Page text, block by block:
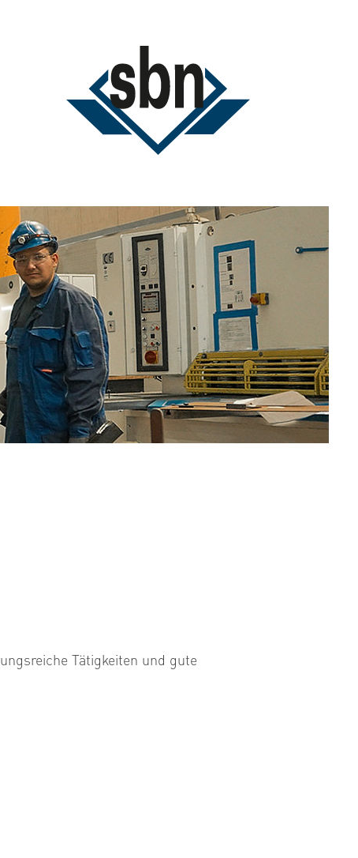
Tätigkeiten und gute